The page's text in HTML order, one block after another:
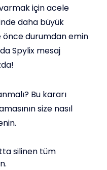
için acele
daha büyük
durumdan emin
Spylix mesaj
Bu kararı
size nasıl
silinen tüm